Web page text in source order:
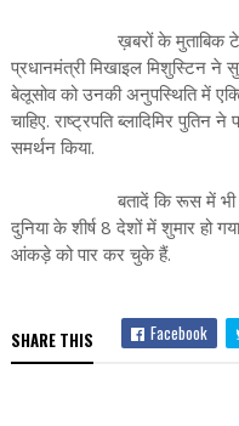
ख़बरों के मुताबिक
प्रधानमंत्री मिखाइल मिशुस्टिन ने
बेलूसोव को उनकी अनुपस्थिति में
चाहिए. राष्ट्रपति ब्लादिमिर
समर्थन किया.
बतादें कि रूस में भी
दुनिया के शीर्ष 8 देशों में शुमार हो
आंकड़े को पार कर चुके हैं.
SHARE THIS Facebook